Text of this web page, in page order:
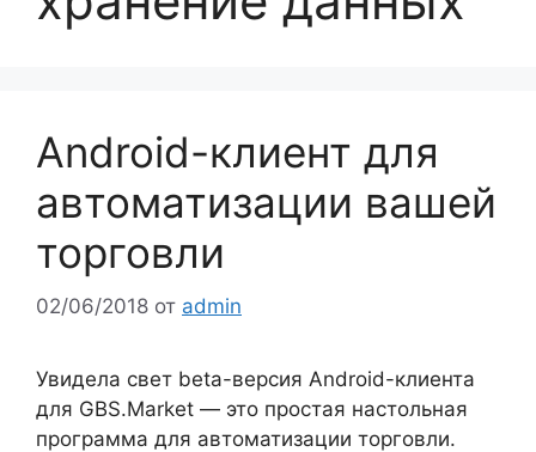
Android-клиент для
автоматизации вашей
торговли
02/06/2018 от admin
Увидела свет beta-версия Android-клиента
для GBS.Market — это простая настольная
программа для автоматизации торговли.